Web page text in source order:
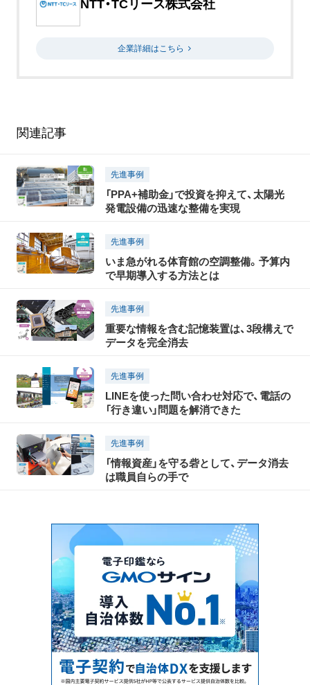
NTT・TCリース株式会社
企業詳細はこちら
関連記事
先進事例
「PPA+補助金」で投資を抑えて、太陽光
発電設備の迅速な整備を実現
先進事例
いま急がれる体育館の空調整備。予算内
で早期導入する方法とは
先進事例
重要な情報を含む記憶装置は、3段構えで
データを完全消去
先進事例
LINEを使った問い合わせ対応で、電話の
「行き違い」問題を解消できた
先進事例
「情報資産」を守る砦として、データ消去
は職員自らの手で